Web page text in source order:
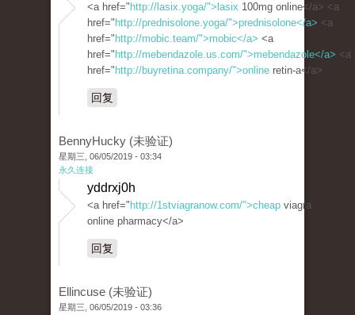
<a href=" http://lasix.yoga/">lasix 100mg online</a> <a
href=" http://prednisolone.yoga/">prednisolone</a> <a
href=" http://mobic.team/">mobic</a> <a
href=" http://mebendazole.us.com/">mebendazole</a> <a
href=" http://buyretina.company/">online retin-a</a>
回复
BennyHucky (未验证)
星期三, 06/05/2019 - 03:34
永久连接
yddrxj0h
<a href=" http://1stviagranow.com/">cheap viagra
online pharmacy</a>
回复
Ellincuse (未验证)
星期三, 06/05/2019 - 03:36